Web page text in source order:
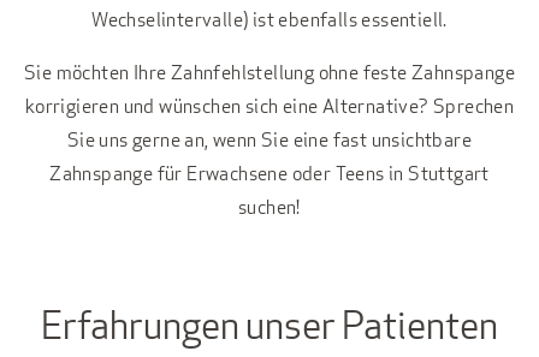
Wechselintervalle) ist ebenfalls essentiell.
Sie möchten Ihre Zahnfehlstellung ohne feste Zahnspange
korrigieren und wünschen sich eine Alternative? Sprechen
Sie uns gerne an, wenn Sie eine fast unsichtbare
Zahnspange für Erwachsene oder Teens in Stuttgart
suchen!
Erfahrungen unser Patienten